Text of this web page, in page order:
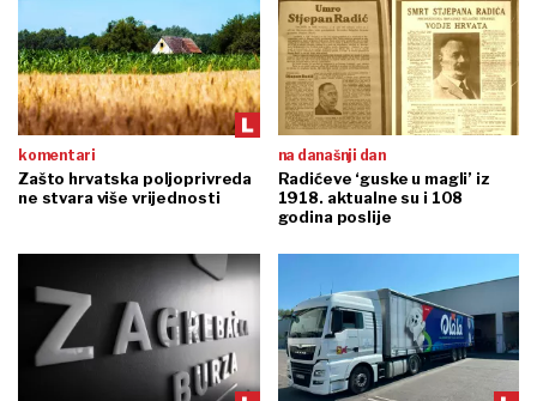
komentari
Zašto hrvatska poljoprivreda
ne stvara više vrijednosti
na današnji dan
Radićeve ‘guske u magli’ iz
1918. aktualne su i 108
godina poslije